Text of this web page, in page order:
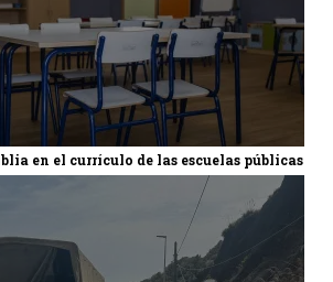
en el currículo de las escuelas públicas